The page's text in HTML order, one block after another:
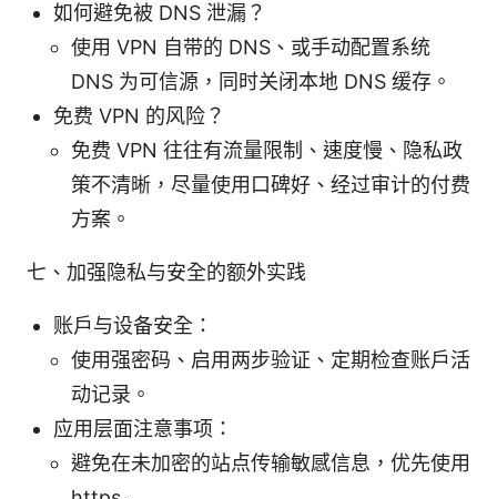
如何避免被 DNS 泄漏？
使用 VPN 自带的 DNS、或手动配置系统
DNS 为可信源，同时关闭本地 DNS 缓存。
免费 VPN 的风险？
免费 VPN 往往有流量限制、速度慢、隐私政
策不清晰，尽量使用口碑好、经过审计的付费
方案。
七、加强隐私与安全的额外实践
账户与设备安全：
使用强密码、启用两步验证、定期检查账户活
动记录。
应用层面注意事项：
避免在未加密的站点传输敏感信息，优先使用